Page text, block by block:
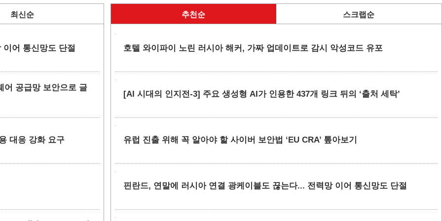
최신순
어 통신망도 단절
어 공급망 보안으로 글
대응 강화 요구
추천순 스크랩순
호텔 와이파이 노린 러시아 해커, 가짜 업데이트로 감시 악성코드 유포
[AI 시대의 인지전-3] 주요 생성형 AI가 인용한 437개 링크 뒤의 ‘출처 세탁’
유럽 진출 위해 꼭 알아야 할 사이버 보안법 ‘EU CRA’ 톺아보기
핀란드, 연말에 러시아 연결 광케이블도 끊는다... 전력망 이어 통신망도 단절